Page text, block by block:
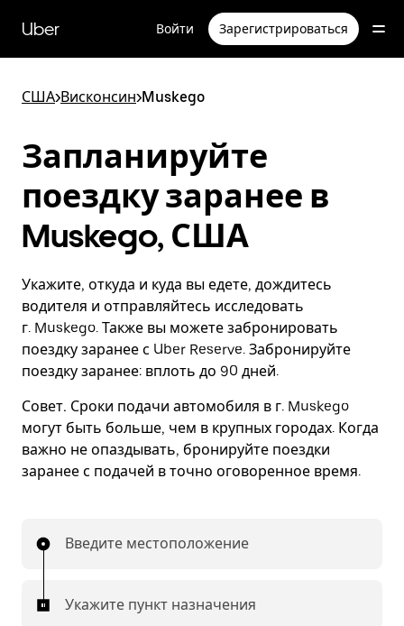
перейти
к
Uber Войти Зарегистрироваться
США>Висконсин>Muskego
Запланируйте
поездку заранее в
Muskego, США
Укажите, откуда и куда вы едете, дождитесь
водителя и отправляйтесь исследовать
г. Muskego. Также вы можете забронировать
поездку заранее с Uber Reserve. Забронируйте
поездку заранее: вплоть до 90 дней.
Совет. Сроки подачи автомобиля в г. Muskego
могут быть больше, чем в крупных городах. Когда
важно не опаздывать, бронируйте поездки
заранее с подачей в точно оговоренное время.
Введите местоположение
Укажите пункт назначения